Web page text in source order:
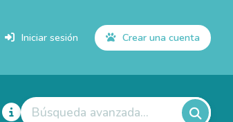
Iniciar sesión Crear una cuenta
Búsqueda avanzada...